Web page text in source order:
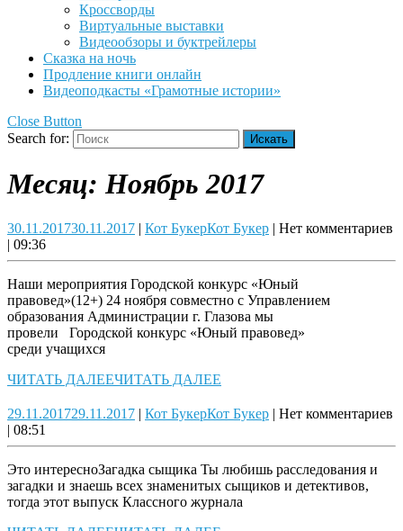
Кроссворды
Виртуальные выставки
Видеообзоры и буктрейлеры
Сказка на ночь
Продление книги онлайн
Видеоподкасты «Грамотные истории»
Close Button
Search for:
Месяц:Ноябрь 2017
30.11.201730.11.2017 | Кот БукерКот Букер | Нет комментариев
| 09:36
Наши мероприятия Городской конкурс «Юный
правовед»(12+) 24 ноября совместно с Управлением
образования Администрации г. Глазова мы
провели Городской конкурс «Юный правовед»
среди учащихся
ЧИТАТЬ ДАЛЕЕЧИТАТЬ ДАЛЕЕ
29.11.201729.11.2017 | Кот БукерКот Букер | Нет комментариев
| 08:51
Это интересноЗагадка сыщика Ты любишь расследования и
загадки и знаешь всех знаменитых сыщиков и детективов,
тогда этот выпуск Классного журнала